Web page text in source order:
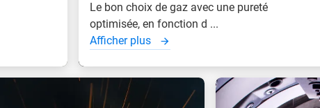
Le bon choix de gaz avec une pureté
optimisée, en fonction d ...
Afficher plus